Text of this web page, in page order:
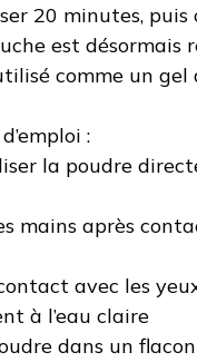
20 minutes, puis
est désormais
comme un gel
:
la poudre
mains après
avec les
à l’eau claire
dans un